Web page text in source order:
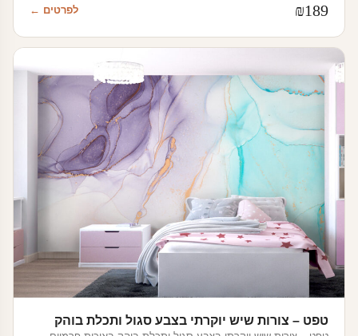
₪189 לפרטים ←
טפט – צורות שיש יוקרתי בצבע סגול ותכלת בוהק